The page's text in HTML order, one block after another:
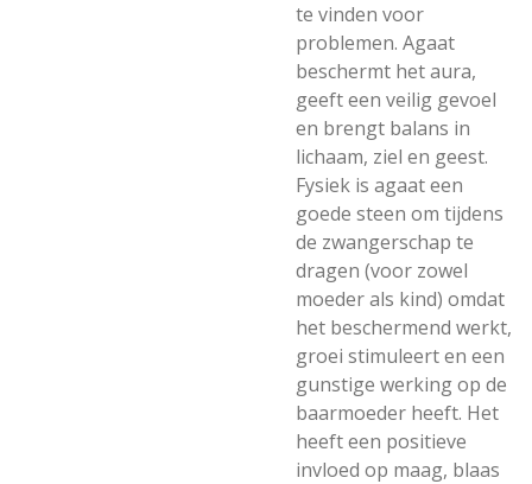
te vinden voor
problemen. Agaat
beschermt het aura,
geeft een veilig gevoel
en brengt balans in
lichaam, ziel en geest.
Fysiek is agaat een
goede steen om tijdens
de zwangerschap te
dragen (voor zowel
moeder als kind) omdat
het beschermend werkt,
groei stimuleert en een
gunstige werking op de
baarmoeder heeft. Het
heeft een positieve
invloed op maag, blaas